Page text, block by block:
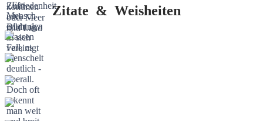
Zitate & Weisheiten